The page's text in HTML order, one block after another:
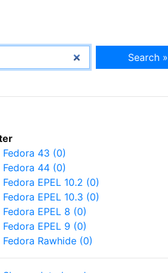
Search »
Fedora 43 (0)
Fedora 44 (0)
Fedora EPEL 10.2 (0)
Fedora EPEL 10.3 (0)
Fedora EPEL 8 (0)
Fedora EPEL 9 (0)
Fedora Rawhide (0)